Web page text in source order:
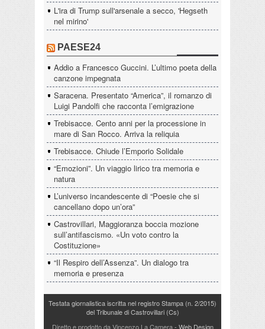
L'ira di Trump sull'arsenale a secco, 'Hegseth
nel mirino'
PAESE24
Addio a Francesco Guccini. L’ultimo poeta della
canzone impegnata
Saracena. Presentato “America”, il romanzo di
Luigi Pandolfi che racconta l’emigrazione
Trebisacce. Cento anni per la processione in
mare di San Rocco. Arriva la reliquia
Trebisacce. Chiude l’Emporio Solidale
“Emozioni”. Un viaggio lirico tra memoria e
natura
L’universo incandescente di “Poesie che si
cancellano dopo un’ora”
Castrovillari, Maggioranza boccia mozione
sull’antifascismo. «Un voto contro la
Costituzione»
“Il Respiro dell’Assenza”. Un dialogo tra
memoria e presenza
Testata giornalistica iscritta nel registro Stampa (n. 2/2015)
del Tribunale di Castrovillari (Cs)
Diretto e prodotto da Vincenzo La Camera- Web Design